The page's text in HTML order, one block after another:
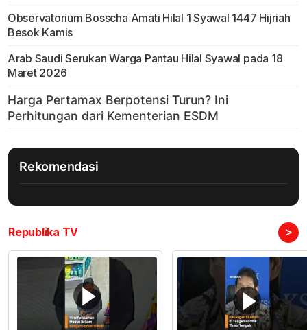
Observatorium Bosscha Amati Hilal 1 Syawal 1447 Hijriah
Besok Kamis
Arab Saudi Serukan Warga Pantau Hilal Syawal pada 18
Maret 2026
Rekomendasi
Republika TV >